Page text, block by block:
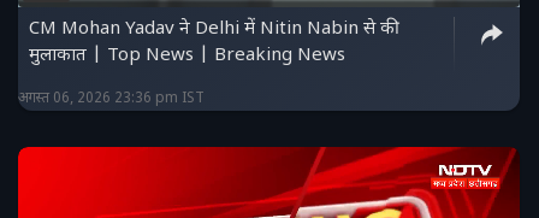
CM Mohan Yadav ने Delhi में Nitin Nabin से की
मुलाकात | Top News | Breaking News
अगस्त 06, 2026 23:36 pm IST